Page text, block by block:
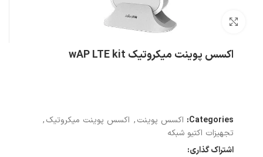
بزرگنمایی تصویر
اکسس پوینت میکروتیک wAP LTE kit
Categories: اکسس پوینت, اکسس پوینت میکروتیک,
تجهیزات اکتیو شبکه
اشتراک گذاری: